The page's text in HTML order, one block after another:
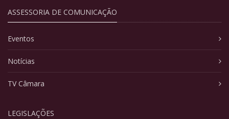
ASSESSORIA DE COMUNICAÇÃO
Eventos
Notícias
TV Câmara
LEGISLAÇÕES